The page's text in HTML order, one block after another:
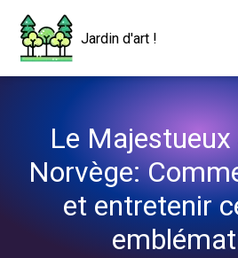
Jardin d'art !
Le Majestueux
Norvège:
et entretenir